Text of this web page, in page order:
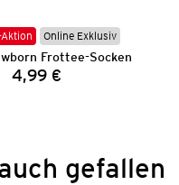
Online Exklusiv
Frottee-Socken
Preis:
4,99 €
gefallen